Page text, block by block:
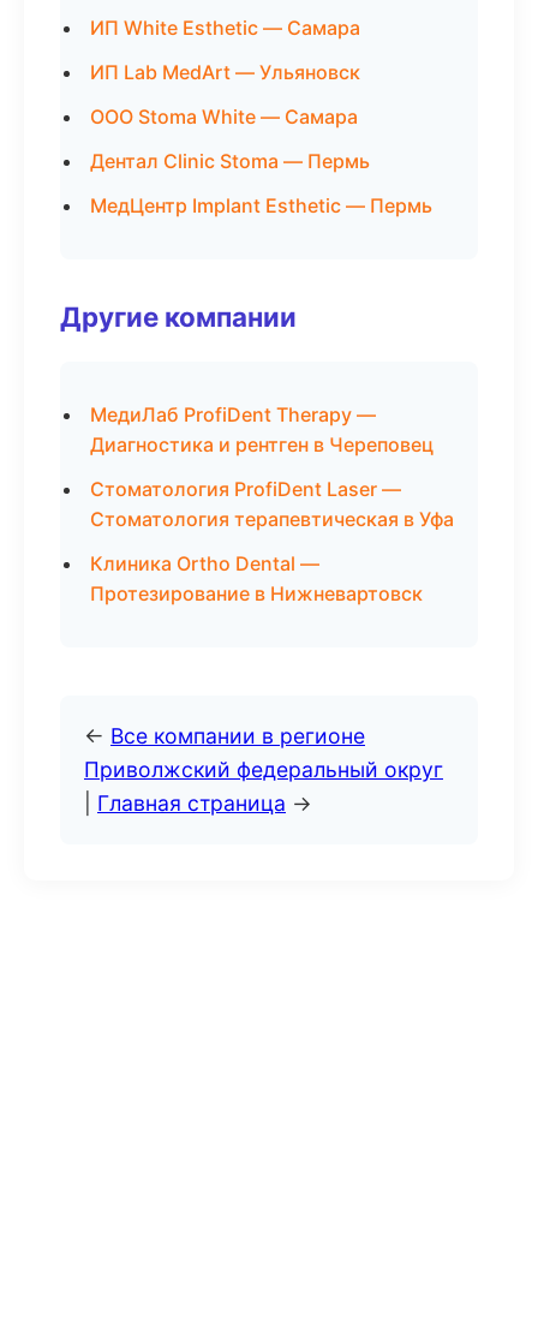
ИП White Esthetic — Самара
ИП Lab MedArt — Ульяновск
ООО Stoma White — Самара
Дентал Clinic Stoma — Пермь
МедЦентр Implant Esthetic — Пермь
Другие компании
МедиЛаб ProfiDent Therapy —
Диагностика и рентген в Череповец
Стоматология ProfiDent Laser —
Стоматология терапевтическая в Уфа
Клиника Ortho Dental —
Протезирование в Нижневартовск
← Все компании в регионе
Приволжский федеральный округ
Главная страница →